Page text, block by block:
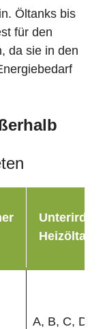
Öltanks bis
für den
da sie in den
Heizöltank
A, B, C, D